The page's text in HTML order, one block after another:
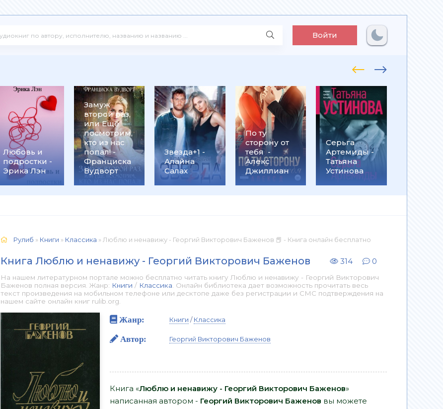
Войти
Любовь и
подростки -
Эрика Лэн
Замуж
второй раз,
или Ещё
посмотрим,
кто из нас
попал! -
Франциска
Вудворт
Звезда+1 -
Алайна
Салах
По ту
сторону от
тебя -
Алекс
Джиллиан
Серьга
Артемиды -
Татьяна
Устинова
на
- Ольга
Громыко
Рулиб » Книги » Классика » Люблю и ненавижу - Георгий Викторович Баженов 📕 - Книга онлайн бесплатно
Книга Люблю и ненавижу - Георгий Викторович Баженов 314 0
На нашем литературном портале можно бесплатно читать книгу Люблю и ненавижу - Георгий Викторович
Баженов полная версия. Жанр: Книги / Классика . Онлайн библиотека дает возможность прочитать весь
текст произведения на мобильном телефоне или десктопе даже без регистрации и СМС подтверждения на
нашем сайте онлайн книг rulib.org.
Жанр: Книги /Классика
Автор: Георгий Викторович Баженов
Книга «Люблю и ненавижу - Георгий Викторович Баженов»
написанная автором - Георгий Викторович Баженов вы можете